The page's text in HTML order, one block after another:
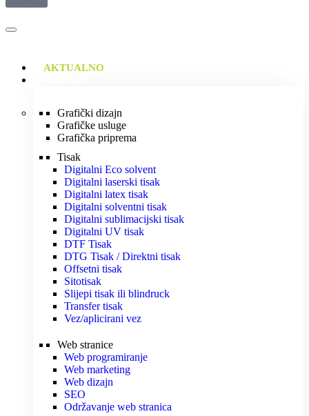
AKTUALNO
Grafički dizajn
Grafičke usluge
Grafička priprema
Tisak
Digitalni Eco solvent
Digitalni laserski tisak
Digitalni latex tisak
Digitalni solventni tisak
Digitalni sublimacijski tisak
Digitalni UV tisak
DTF Tisak
DTG Tisak / Direktni tisak
Offsetni tisak
Sitotisak
Slijepi tisak ili blindruck
Transfer tisak
Vez/aplicirani vez
Web stranice
Web programiranje
Web marketing
Web dizajn
SEO
Održavanje web stranica